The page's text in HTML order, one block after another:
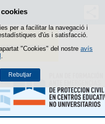
per a facilitar la navegació i
d'ús i satisfacció.
"Cookies" del nostre avís
Rebutjar
al contingut